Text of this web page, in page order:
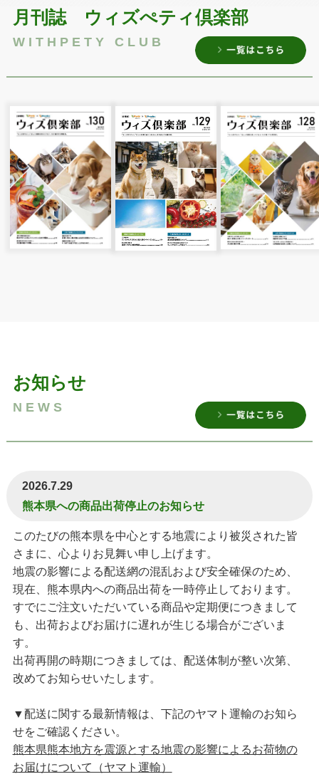
月刊誌 ウィズぺティ倶楽部
WITHPETY CLUB
お知らせ
NEWS
2026.7.29
熊本県への商品出荷停止のお知らせ
このたびの熊本県を中心とする地震により被災された皆
さまに、心よりお見舞い申し上げます。
地震の影響による配送網の混乱および安全確保のため、
現在、熊本県内への商品出荷を一時停止しております。
すでにご注文いただいている商品や定期便につきまして
も、出荷およびお届けに遅れが生じる場合がございま
す。
出荷再開の時期につきましては、配送体制が整い次第、
改めてお知らせいたします。
▼配送に関する最新情報は、下記のヤマト運輸のお知ら
せをご確認ください。
熊本県熊本地方を震源とする地震の影響によるお荷物の
お届けについて（ヤマト運輸）